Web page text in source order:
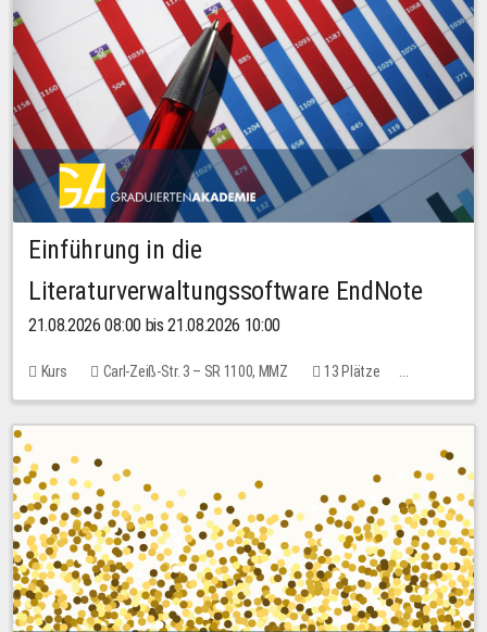
Einführung in die
Literaturverwaltungssoftware EndNote
21.08.2026 08:00 bis 21.08.2026 10:00
Kurs Carl-Zeiß-Str. 3 – SR 1100, MMZ
13 Plätze
10,00 EUR